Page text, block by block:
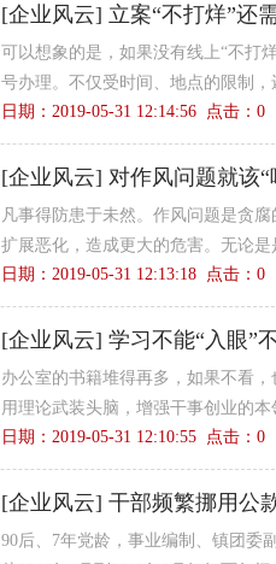
[企业风云] 立案“不打烊”还
可以想象的是，如果没有线上“不打
号办理。不仅受时间、地点的限制
日期：2019-05-31 12:14:56 点击： 0
[企业风云] 对作风问题就该“
凡事得防患于未然。作风问题是贪
扩展恶化，造成更大的危害。无论
日期：2019-05-31 12:13:18 点击： 0
[企业风云] 学习不能“入眼”
办公室的书籍堆得再多，如果不看
用理论武装头脑，增强干事创业的
日期：2019-05-31 12:10:55 点击： 0
[企业风云] 干部频繁挪用公
90后、7年党龄，事业编制、镇团委